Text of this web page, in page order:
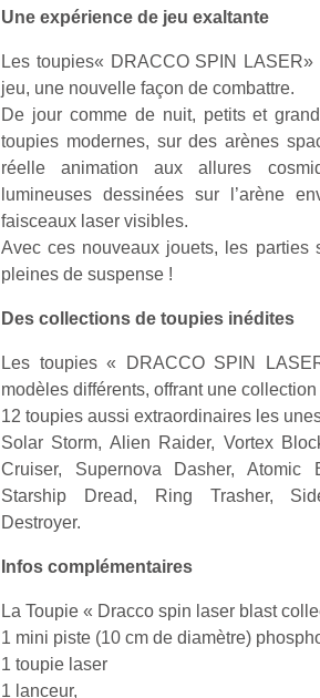
Une expérience de jeu exaltante
Les toupies« DRACCO SPIN LASER»
jeu, une nouvelle façon de combattre.
De jour comme de nuit, petits et
toupies modernes, sur des arènes
réelle animation aux allures
lumineuses dessinées sur l’arène
faisceaux laser visibles.
Avec ces nouveaux jouets, les parties
pleines de suspense !
Des collections de toupies inédites
Les toupies « DRACCO SPIN
modèles différents, offrant une
12 toupies aussi extraordinaires les
Solar Storm, Alien Raider, Vortex
Cruiser, Supernova Dasher, Atomic
Starship Dread, Ring Trasher,
Destroyer.
Infos complémentaires
La Toupie « Dracco spin laser blast
1 mini piste (10 cm de diamètre)
1 toupie laser
1 lanceur,